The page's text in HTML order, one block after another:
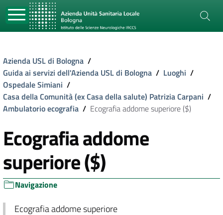
Azienda USL di Bologna /
Guida ai servizi dell'Azienda USL di Bologna / Luoghi /
Ospedale Simiani /
Casa della Comunità (ex Casa della salute) Patrizia Carpani /
Ambulatorio ecografia / Ecografia addome superiore ($)
Ecografia addome
superiore ($)
Navigazione
Ecografia addome superiore